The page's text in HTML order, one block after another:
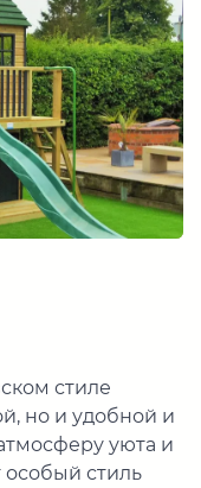
стиле
но и удобной и
уюта и
особый стиль